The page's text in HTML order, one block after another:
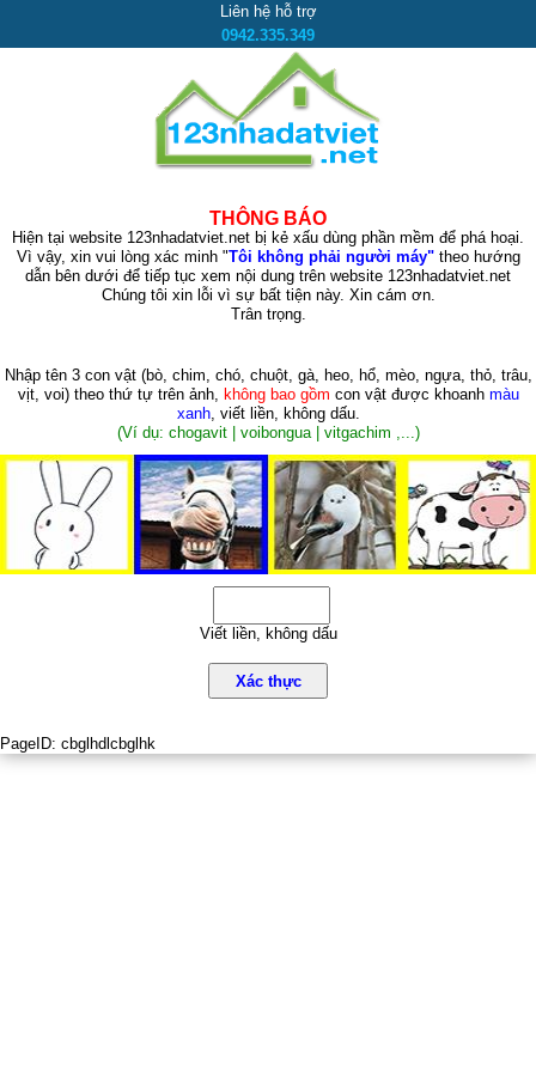
Liên hệ hỗ trợ
0942.335.349
THÔNG BÁO
Hiện tại website 123nhadatviet.net bị kẻ xấu dùng phần mềm để phá hoại.
Vì vậy, xin vui lòng xác minh "Tôi không phải người máy"theo hướng
dẫn bên dưới để tiếp tục xem nội dung trên website 123nhadatviet.net
Chúng tôi xin lỗi vì sự bất tiện này. Xin cám ơn.
Trân trọng.
Nhập tên 3 con vật (bò, chim, chó, chuột, gà, heo, hổ, mèo, ngựa, thỏ, trâu,
vịt, voi)theo thứ tự trên ảnh, không bao gồm con vật được khoanh màu
xanh, viết liền, không dấu.
(Ví dụ: chogavit | voibongua | vitgachim ,...)
Viết liền, không dấu
Xác thực
PageID: cbglhdlcbglhk